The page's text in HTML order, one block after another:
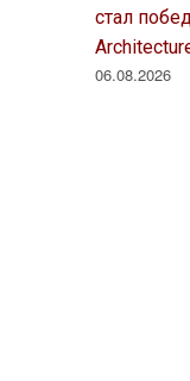
стал
06.08.2026